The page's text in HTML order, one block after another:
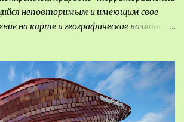
неповторимым и имеющим свое
на карте и географическое название.
происходящей на них. Одни
выращивания агрокультур. Другие
населенных пунктов и т.д.